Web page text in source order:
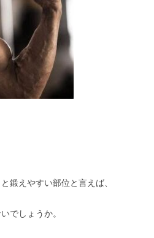
鍛えやすい部位と言えば、
でしょうか。